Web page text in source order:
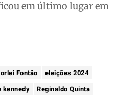
em último lugar em
Fontão
eleições 2024
kennedy Reginaldo Quinta